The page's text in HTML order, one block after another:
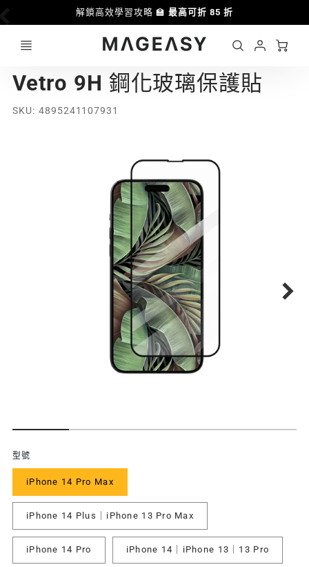
解鎖高效學習攻略 🏫 最高可折 85 折
Account
Login
MAGEASY
Vetro 9H 鋼化玻璃保護貼
SKU 4895241107931
功
能
特
色
型號
iPhone 14 Pro Max
iPhone 14 Plus｜iPhone 13 Pro Max
iPhone 14 Pro iPhone 14｜iPhone 13｜13 Pro